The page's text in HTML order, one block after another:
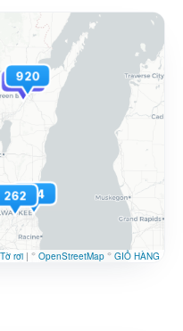
414
262
920
274
Tờ rơi | © OpenStreetMap © GIỎ HÀNG